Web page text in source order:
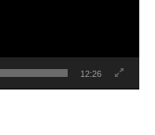
12:26